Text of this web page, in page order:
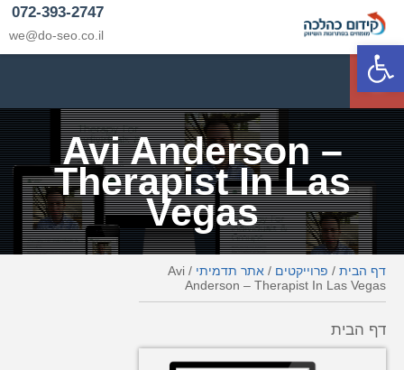
פתח סרגל נגישות
072-393-2747
we@do-seo.co.il
p
Avi Anderson –
Therapist In Las
Vegas
דף הבית / פרוייקטים / אתר תדמיתי /
Avi
Anderson – Therapist In Las Vegas
דף הבית